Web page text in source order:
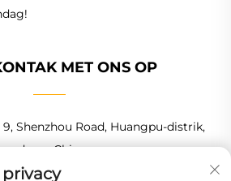
MET ONS OP
9, Shenzhou Road, Huangpu-distrik,
China